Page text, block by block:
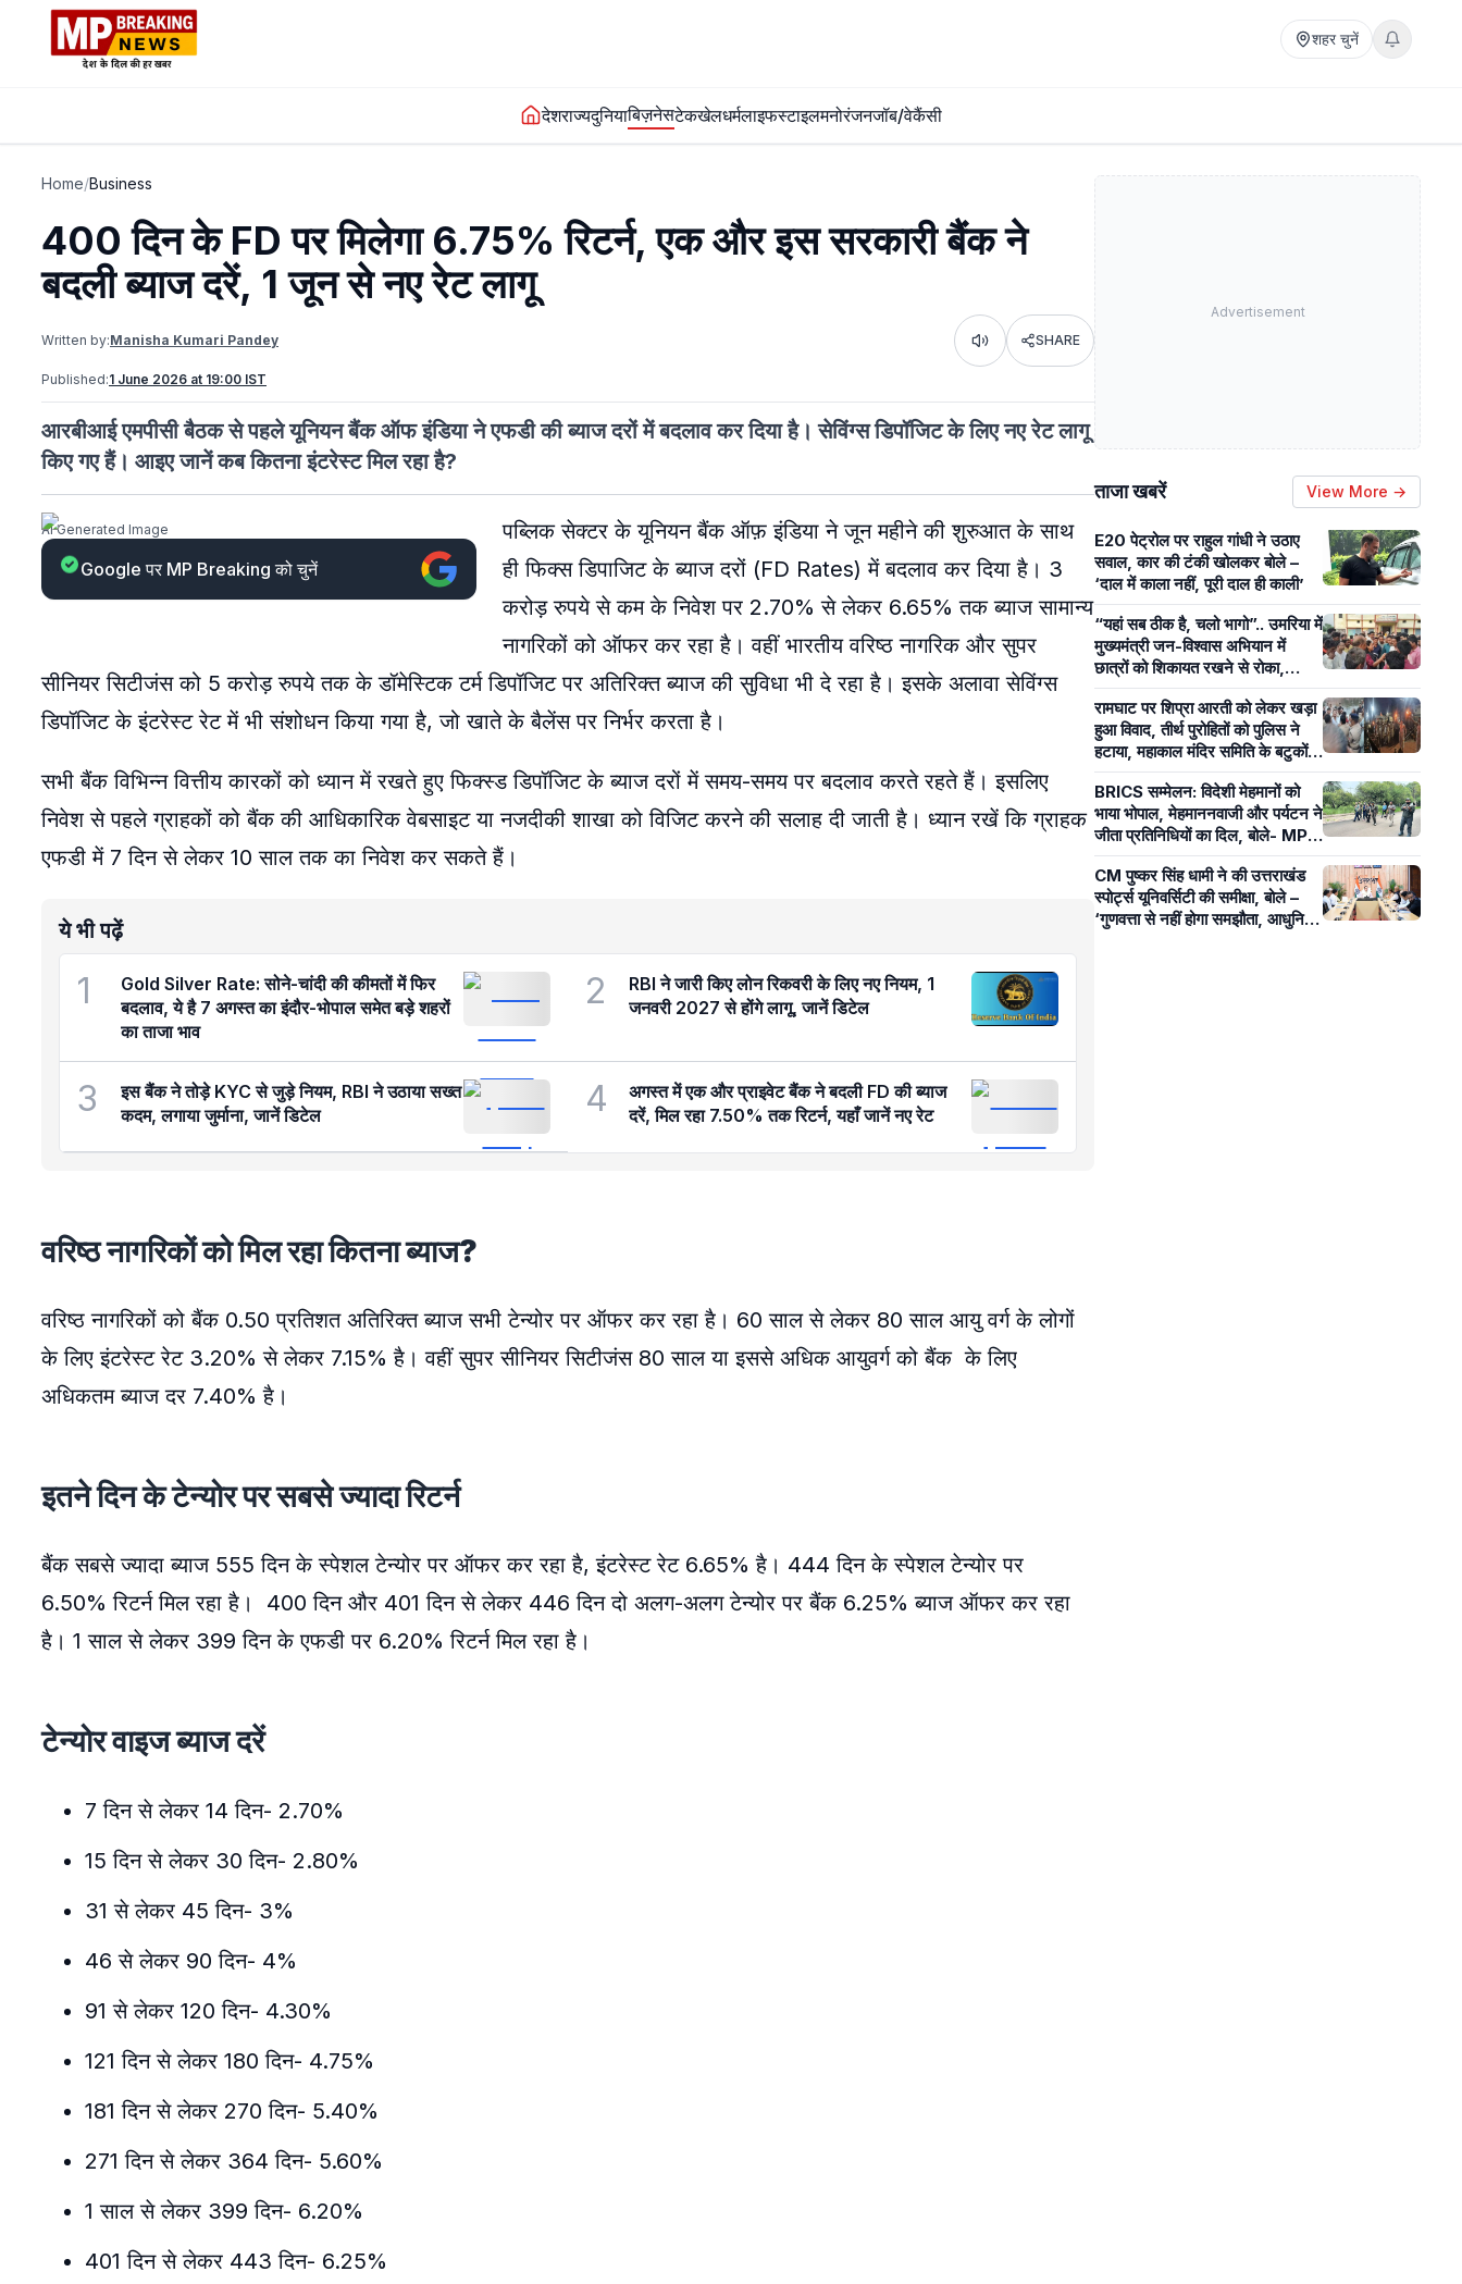
शहर चुनें
देशराज्यदुनियाबिज़नेसटेकखेलधर्मलाइफस्टाइलमनोरंजनजॉब/वेकैंसी
Home/Business
400 दिन के FD पर मिलेगा 6.75% रिटर्न, एक और इस सरकारी बैंक ने
बदली ब्याज दरें, 1 जून से नए रेट लागू
Written by:Manisha Kumari Pandey Listen SHARE
Published:1 June 2026 at 19:00 IST
आरबीआई एमपीसी बैठक से पहले यूनियन बैंक ऑफ इंडिया ने एफडी की ब्याज दरों में बदलाव कर दिया है। सेविंग्स डिपॉजिट के लिए नए रेट लागू
किए गए हैं। आइए जानें कब कितना इंटरेस्ट मिल रहा है?
AI Generated Image
Google पर MP Breaking को चुनें
पब्लिक सेक्टर के यूनियन बैंक ऑफ़ इंडिया ने जून महीने की शुरुआत के साथ
ही फिक्स डिपाजिट के ब्याज दरों (FD Rates) में बदलाव कर दिया है। 3
करोड़ रुपये से कम के निवेश पर 2.70% से लेकर 6.65% तक ब्याज सामान्य
नागरिकों को ऑफर कर रहा है। वहीं भारतीय वरिष्ठ नागरिक और सुपर
सीनियर सिटीजंस को 5 करोड़ रुपये तक के डॉमेस्टिक टर्म डिपॉजिट पर अतिरिक्त ब्याज की सुविधा भी दे रहा है। इसके अलावा सेविंग्स
डिपॉजिट के इंटरेस्ट रेट में भी संशोधन किया गया है, जो खाते के बैलेंस पर निर्भर करता है।
सभी बैंक विभिन्न वित्तीय कारकों को ध्यान में रखते हुए फिक्स्ड डिपॉजिट के ब्याज दरों में समय-समय पर बदलाव करते रहते हैं। इसलिए
निवेश से पहले ग्राहकों को बैंक की आधिकारिक वेबसाइट या नजदीकी शाखा को विजिट करने की सलाह दी जाती है। ध्यान रखें कि ग्राहक
एफडी में 7 दिन से लेकर 10 साल तक का निवेश कर सकते हैं।
ये भी पढ़ें
1
Gold Silver Rate: सोने-चांदी की कीमतों में फिर
बदलाव, ये है 7 अगस्त का इंदौर-भोपाल समेत बड़े शहरों
का ताजा भाव
2
RBI ने जारी किए लोन रिकवरी के लिए नए नियम, 1
जनवरी 2027 से होंगे लागू, जानें डिटेल
3
इस बैंक ने तोड़े KYC से जुड़े नियम, RBI ने उठाया सख्त
कदम, लगाया जुर्माना, जानें डिटेल
4
अगस्त में एक और प्राइवेट बैंक ने बदली FD की ब्याज
दरें, मिल रहा 7.50% तक रिटर्न, यहाँ जानें नए रेट
वरिष्ठ नागरिकों को मिल रहा कितना ब्याज?
वरिष्ठ नागरिकों को बैंक 0.50 प्रतिशत अतिरिक्त ब्याज सभी टेन्योर पर ऑफर कर रहा है। 60 साल से लेकर 80 साल आयु वर्ग के लोगों
के लिए इंटरेस्ट रेट 3.20% से लेकर 7.15% है। वहीं सुपर सीनियर सिटीजंस 80 साल या इससे अधिक आयुवर्ग को बैंक के लिए
अधिकतम ब्याज दर 7.40% है।
इतने दिन के टेन्योर पर सबसे ज्यादा रिटर्न
बैंक सबसे ज्यादा ब्याज 555 दिन के स्पेशल टेन्योर पर ऑफर कर रहा है, इंटरेस्ट रेट 6.65% है। 444 दिन के स्पेशल टेन्योर पर
6.50% रिटर्न मिल रहा है। 400 दिन और 401 दिन से लेकर 446 दिन दो अलग-अलग टेन्योर पर बैंक 6.25% ब्याज ऑफर कर रहा
है। 1 साल से लेकर 399 दिन के एफडी पर 6.20% रिटर्न मिल रहा है।
टेन्योर वाइज ब्याज दरें
7 दिन से लेकर 14 दिन- 2.70%
15 दिन से लेकर 30 दिन- 2.80%
31 से लेकर 45 दिन- 3%
46 से लेकर 90 दिन- 4%
91 से लेकर 120 दिन- 4.30%
121 दिन से लेकर 180 दिन- 4.75%
181 दिन से लेकर 270 दिन- 5.40%
271 दिन से लेकर 364 दिन- 5.60%
1 साल से लेकर 399 दिन- 6.20%
401 दिन से लेकर 443 दिन- 6.25%
Advertisement
ताजा खबरें View More →
E20 पेट्रोल पर राहुल गांधी ने उठाए
सवाल, कार की टंकी खोलकर बोले –
‘दाल में काला नहीं, पूरी दाल ही काली’
“यहां सब ठीक है, चलो भागो”.. उमरिया में
मुख्यमंत्री जन-विश्वास अभियान में
छात्रों को शिकायत रखने से रोका,
पंचायत सचिव पर लगे आरोप
रामघाट पर शिप्रा आरती को लेकर खड़ा
हुआ विवाद, तीर्थ पुरोहितों को पुलिस ने
हटाया, महाकाल मंदिर समिति के बटुकों ने
कराई आरती
BRICS सम्मेलन: विदेशी मेहमानों को
भाया भोपाल, मेहमाननवाजी और पर्यटन ने
जीता प्रतिनिधियों का दिल, बोले- MP
का आतिथ्य हमेशा रहेगा याद
CM पुष्कर सिंह धामी ने की उत्तराखंड
स्पोर्ट्स यूनिवर्सिटी की समीक्षा, बोले –
‘गुणवत्ता से नहीं होगा समझौता, आधुनिक